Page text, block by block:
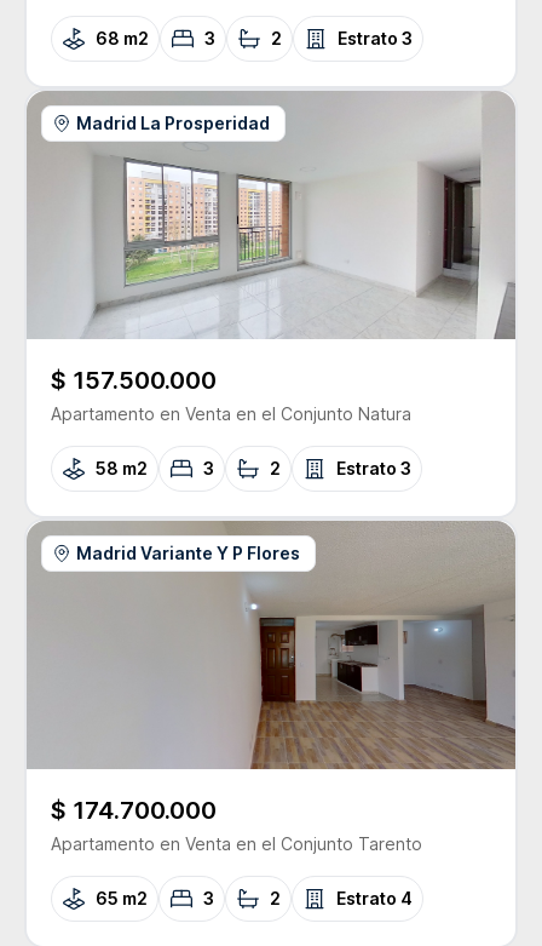
68 m2 3 2 Estrato 3
Madrid La Prosperidad
$ 157.500.000
Apartamento en Venta en el Conjunto Natura
58 m2 3 2 Estrato 3
Madrid Variante Y P Flores
$ 174.700.000
Apartamento en Venta en el Conjunto Tarento
65 m2 3 2 Estrato 4